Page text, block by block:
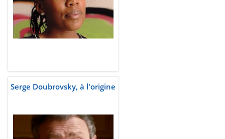
Serge Doubrovsky, à l'origine